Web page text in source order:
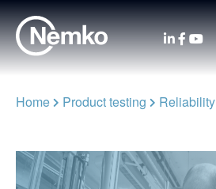
Home Product testing Reliability